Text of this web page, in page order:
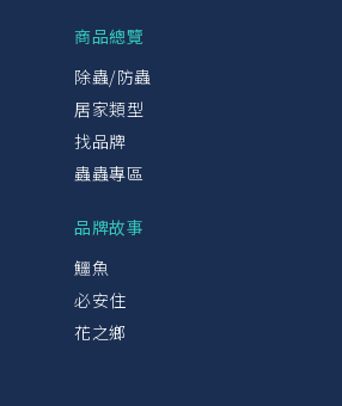
商品總覽
除蟲/防蟲
居家類型
找品牌
蟲蟲專區
品牌故事
鱷魚
必安住
花之鄉